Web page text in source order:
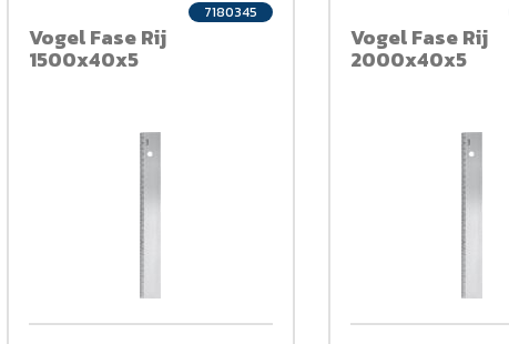
Vogel Fase Rij
1500x40x5
7180345
Vogel Fase Rij
2000x40x5